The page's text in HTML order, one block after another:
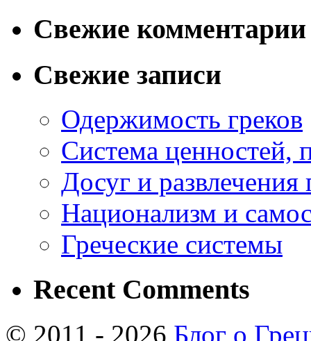
Свежие комментарии
Свежие записи
Одержимость греков
Система ценностей,
Досуг и развлечения
Национализм и
Греческие системы
Recent Comments
© 2011 - 2026 Блог о